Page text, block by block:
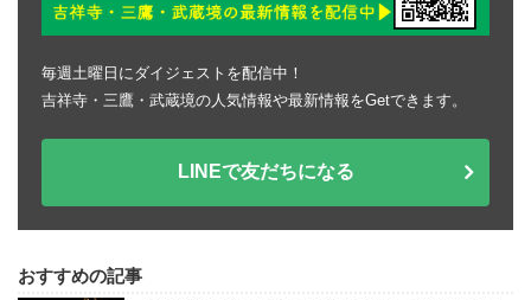
毎週土曜日にダイジェストを配信中！
吉祥寺・三鷹・武蔵境の人気情報や最新情報をGetできます。
LINEで友だちになる
おすすめの記事